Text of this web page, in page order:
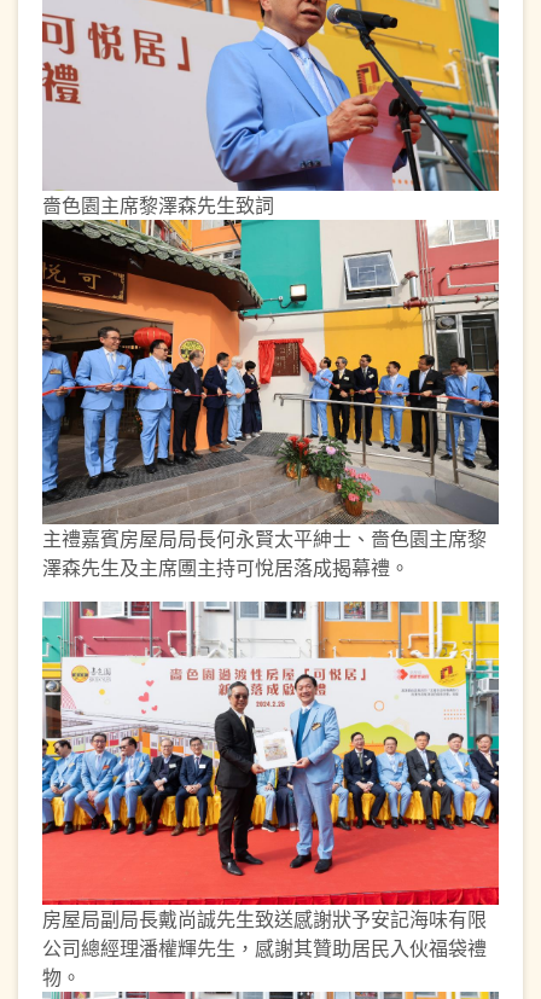
嗇色園主席黎澤森先生致詞
主禮嘉賓房屋局局長何永賢太平紳士、嗇色園主席黎
澤森先生及主席圑主持可悅居落成揭幕禮。
房屋局副局長戴尚誠先生致送感謝狀予安記海味有限
公司總經理潘權輝先生，感謝其贊助居民入伙福袋禮
物。